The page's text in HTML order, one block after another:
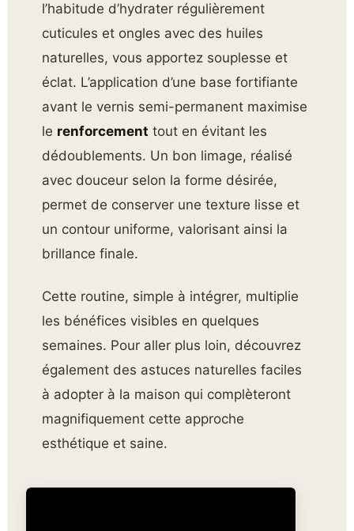
l’habitude d’hydrater régulièrement
cuticules et ongles avec des huiles
naturelles, vous apportez souplesse et
éclat. L’application d’une base fortifiante
avant le vernis semi-permanent maximise
le renforcement tout en évitant les
dédoublements. Un bon limage, réalisé
avec douceur selon la forme désirée,
permet de conserver une texture lisse et
un contour uniforme, valorisant ainsi la
brillance finale.
Cette routine, simple à intégrer, multiplie
les bénéfices visibles en quelques
semaines. Pour aller plus loin, découvrez
également des astuces naturelles faciles
à adopter à la maison qui complèteront
magnifiquement cette approche
esthétique et saine.